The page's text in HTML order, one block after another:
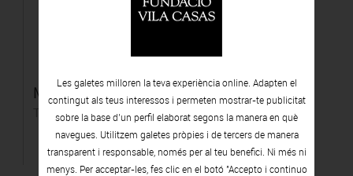
Maternitat LARE
Terracota
Les galetes milloren la teva experiència online. Adapten el
contingut als teus interessos i permeten mostrar-te publicitat
sobre la base d’un perfil elaborat segons la manera en què
navegues. Utilitzem galetes pròpies i de tercers de manera
transparent i responsable, només per al teu benefici. Ni més ni
menys. Per acceptar-les, fes clic en el botó "Accepto i continuo